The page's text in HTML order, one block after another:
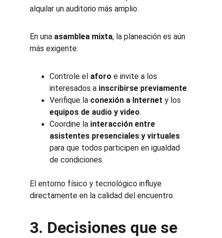
alquilar un auditorio más amplio.
En una asamblea mixta, la planeación es aún
más exigente:
Controle el aforo e invite a los
interesados a inscribirse previamente.
Verifique la conexión a Internet y los
equipos de audio y video.
Coordine la interacción entre
asistentes presenciales y virtuales
para que todos participen en igualdad
de condiciones.
El entorno físico y tecnológico influye
directamente en la calidad del encuentro.
3. Decisiones que se